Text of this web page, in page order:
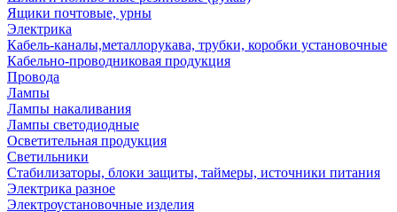
Ящики почтовые, урны
Электрика
Кабель-каналы,металлорукава, трубки, коробки установочные
Кабельно-проводниковая продукция
Провода
Лампы
Лампы накаливания
Лампы светодиодные
Осветительная продукция
Светильники
Стабилизаторы, блоки защиты, таймеры, источники питания
Электрика разное
Электроустановочные изделия